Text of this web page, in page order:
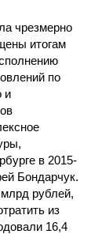
чрезмерно
итогам
по
и
в 2015-
Бондарчук.
рублей,
из
16,4